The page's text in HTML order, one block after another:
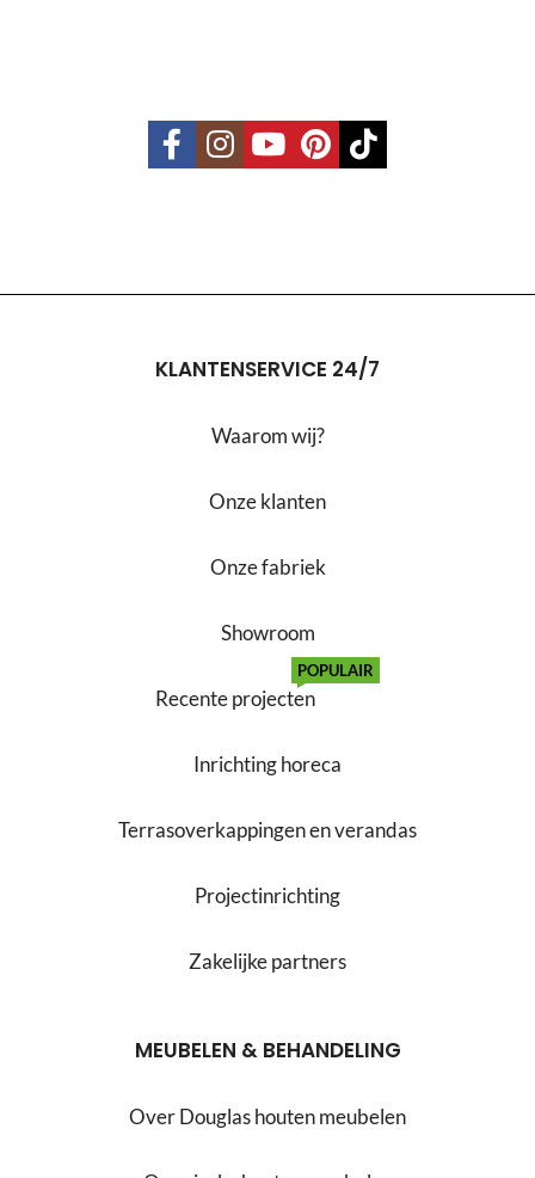
KLANTENSERVICE 24/7
Waarom wij?
Onze klanten
Onze fabriek
Showroom
Recente projecten
POPULAIR
Inrichting horeca
Terrasoverkappingen en verandas
Projectinrichting
Zakelijke partners
MEUBELEN & BEHANDELING
Over Douglas houten meubelen